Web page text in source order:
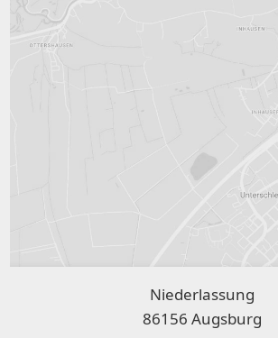
Niederlassung
86156 Augsburg